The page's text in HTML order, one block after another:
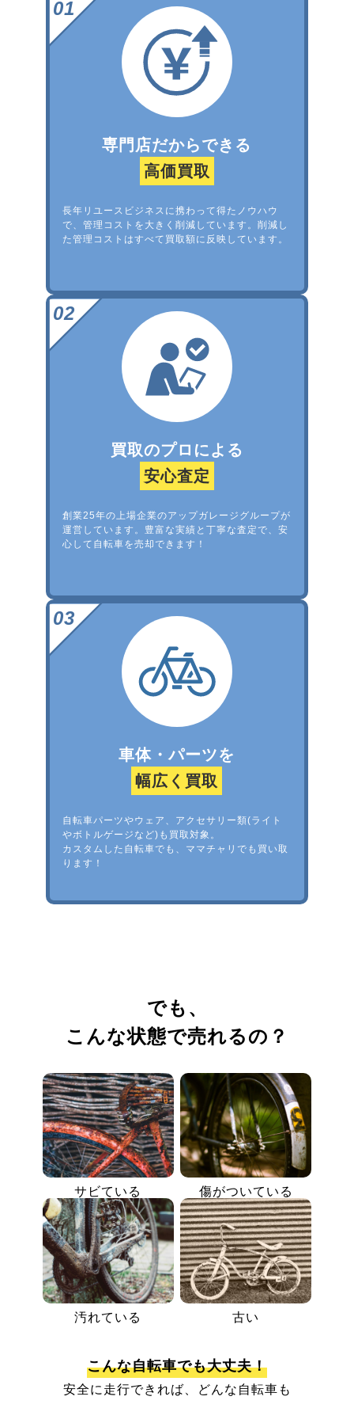
専門店だからできる
高価買取
長年リユースビジネスに携わって得たノウハウ
で、管理コストを大きく削減しています。削減し
た管理コストはすべて買取額に反映しています。
買取のプロによる
安心査定
創業25年の上場企業のアップガレージグループが
運営しています。豊富な実績と丁寧な査定で、安
心して自転車を売却できます！
車体・パーツを
幅広く買取
自転車パーツやウェア、アクセサリー類(ライト
やボトルゲージなど)も買取対象。
カスタムした自転車でも、ママチャリでも買い取
ります！
でも、
こんな状態で売れるの？
サビている 傷がついている
汚れている 古い
こんな自転車でも大丈夫！
安全に走行できれば、どんな自転車も